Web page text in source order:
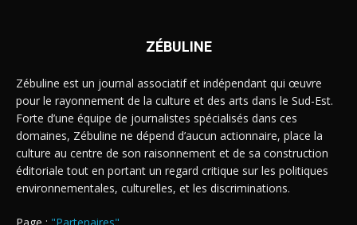
ZÉBULINE
Zébuline est un journal associatif et indépendant qui œuvre
pour le rayonnement de la culture et des arts dans le Sud-Est.
Forte d’une équipe de journalistes spécialisés dans ces
domaines, Zébuline ne dépend d’aucun actionnaire, place la
culture au centre de son raisonnement et de sa construction
éditoriale tout en portant un regard critique sur les politiques
environnementales, culturelles, et les discriminations.